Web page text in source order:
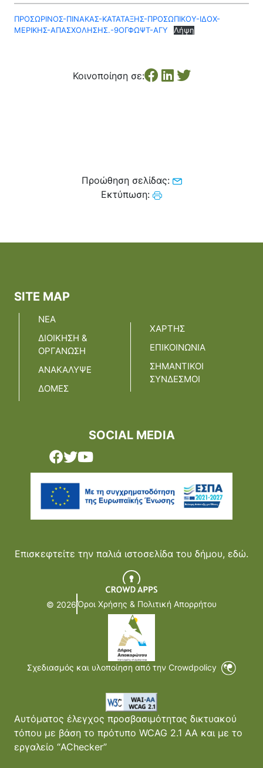
Λαογραφικό Μουσείο
Γαβολοχωρίου
ΠΡΟΣΩΡΙΝΟΣ-ΠΙΝΑΚΑΣ-ΚΑΤΑΤΑΞΗΣ-ΠΡΟΣΩΠΙΚΟΥ-ΙΔΟΧ-
ΜΕΡΙΚΗΣ-ΑΠΑΣΧΟΛΗΣΗΣ.-9ΟΓΦΩΨΤ-ΑΓΥ
Λήψη
Κοινοποίηση σε:
Προώθηση σελίδας:
Εκτύπωση:
SITE MAP
ΝΕΑ
ΔΙΟΙΚΗΣΗ &
ΟΡΓΑΝΩΣΗ
ΑΝΑΚΑΛΥΨΕ
ΔΟΜΕΣ
ΧΑΡΤΗΣ
ΕΠΙΚΟΙΝΩΝΙΑ
ΣΗΜΑΝΤΙΚΟΙ
ΣΥΝΔΕΣΜΟΙ
SOCIAL MEDIA
Επισκεφτείτε την παλιά ιστοσελίδα του δήμου, εδώ.
© 2026Όροι Χρήσης & Πολιτική Απορρήτου
Σχεδιασμός και υλοποίηση από την Crowdpolicy
Αυτόματος έλεγχος προσβασιμότητας δικτυακού
τόπου με βάση το πρότυπο WCAG 2.1 AA και με το
εργαλείο “AChecker”